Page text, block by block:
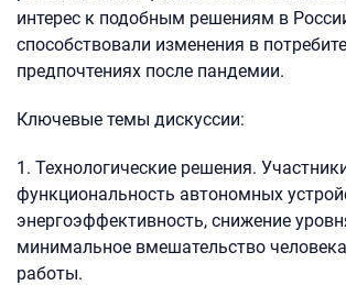
интерес к подобным решениям в
способствовали изменения в
предпочтениях после пандемии.
Ключевые темы дискуссии:
1. Технологические решения.
функциональность автономных
энергоэффективность, снижение
минимальное вмешательство
работы.